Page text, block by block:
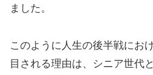
ました。
このように人生の後半戦にお
目される理由は、シニア世代